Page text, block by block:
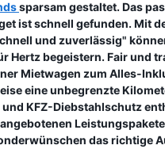
sparsam gestaltet. Das
ist schnell gefunden. Mit
und zuverlässig"
Hertz begeistern. Fair und
Mietwagen zum Alles-
eine unbegrenzte
KFZ-Diebstahlschutz
das richtige